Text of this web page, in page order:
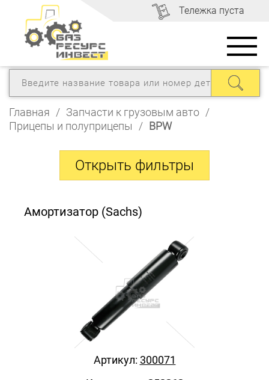
Тележка пуста
Главная / Запчасти к грузовым авто /
Прицепы и полуприцепы
/ BPW
Амортизатор (Sachs)
Артикул: 300071